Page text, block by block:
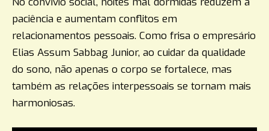
paciência e aumentam conflitos em
relacionamentos pessoais. Como frisa o empresário
Elias Assum Sabbag Junior, ao cuidar da qualidade
do sono, não apenas o corpo se fortalece, mas
também as relações interpessoais se tornam mais
harmoniosas.